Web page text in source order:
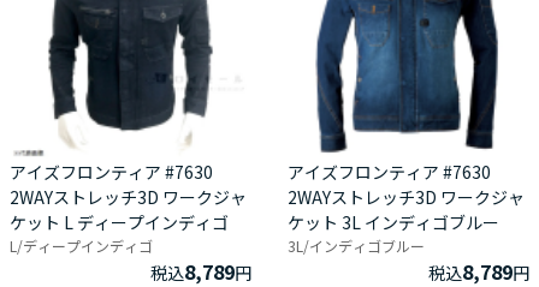
アイズフロンティア #7630
2WAYストレッチ3D ワークジャ
ケット L ディープインディゴ
L/ディープインディゴ
税込8,789円
アイズフロンティア #7630
2WAYストレッチ3D ワークジャ
ケット 3L インディゴブルー
3L/インディゴブルー
税込8,789円